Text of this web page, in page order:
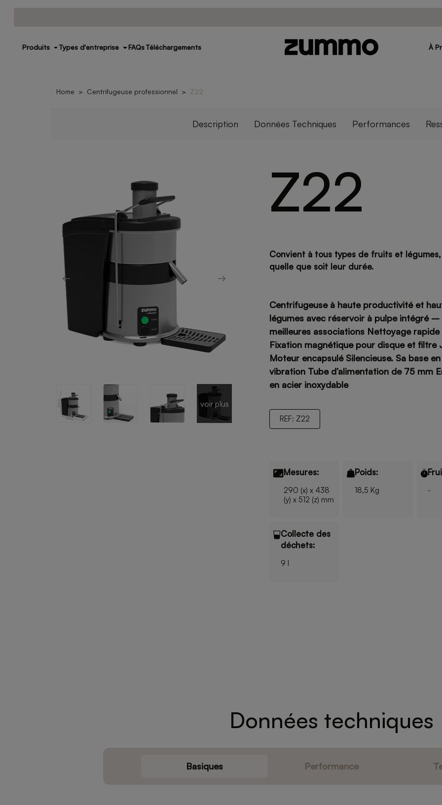
Produits Types d'entreprise FAQsTéléchargements À
Home Centrifugeuse professionnel Z22
Description Données Techniques Performances
voir plus
Z22
Convient à tous types de fruits et légumes,
quelle que soit leur durée.
Centrifugeuse à haute productivité et
légumes avec réservoir à pulpe intégré
meilleures associations Nettoyage
Fixation magnétique pour disque et filtre
Moteur encapsulé Silencieuse. Sa base
vibration Tube d’alimentation de 75 mm
en acier inoxydable
REF: Z22
Mesures:
290 (x) x 438
(y) x 512 (z) mm
Poids:
18,5 Kg -
Collecte des
déchets:
9 l
Données techniques
Basiques Performance